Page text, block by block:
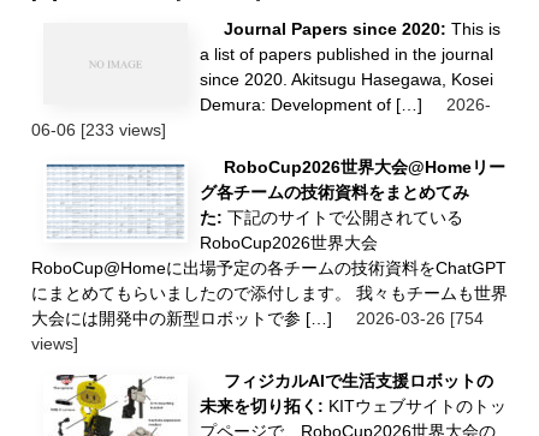
Journal Papers since 2020: This is
a list of papers published in the journal
since 2020. Akitsugu Hasegawa, Kosei
Demura: Development of […]
2026-
06-06 [233 views]
RoboCup2026世界大会@Homeリー
グ各チームの技術資料をまとめてみ
た: 下記のサイトで公開されている
RoboCup2026世界大会
RoboCup@Homeに出場予定の各チームの技術資料をChatGPT
にまとめてもらいましたので添付します。 我々もチームも世界
大会には開発中の新型ロボットで参 […]
2026-03-26 [754
views]
フィジカルAIで生活支援ロボットの
未来を切り拓く: KITウェブサイトのトッ
プページで、RoboCup2026世界大会の